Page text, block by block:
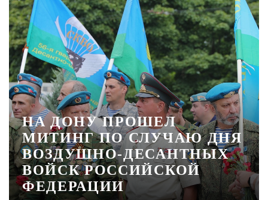
ВОПРОС НЕДЕЛИ
ПРЕМЬЕРА
ТАМ И ТУТ
СТИЛЬ ЖИЗНИ
ХАЙП
ЧЕЛОВЕК ОСОБЕННЫЙ
КУЛЬТ ЕДЫ
АФИША
ЖУРНАЛ
НА ДОНУ ПРОШЕЛ
МИТИНГ ПО СЛУЧАЮ ДНЯ
ВОЗДУШНО-ДЕСАНТНЫХ
ВОЙСК РОССИЙСКОЙ
ФЕДЕРАЦИИ